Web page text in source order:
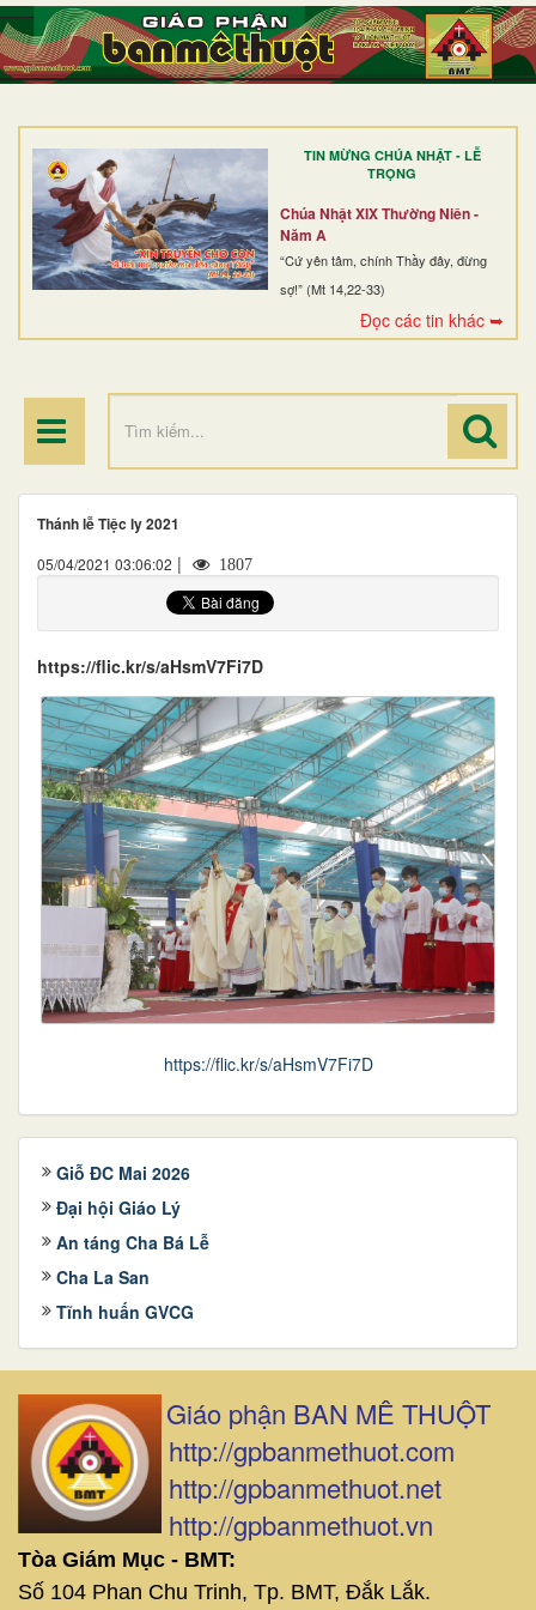
TIN MỪNG CHÚA NHẬT - LỄ
TRỌNG
Chúa Nhật XIX Thường Niên -
Năm A
“Cứ yên tâm, chính Thầy đây, đừng
sợ!” (Mt 14,22-33)
Đọc các tin khác ➥
TRANG NHẤT
GIỚI THIỆU
DÒNG TU
BAN MỤC VỤ
ĐOÀN THỂ CG
Thánh lễ Tiệc ly 2021
05/04/2021 03:06:02 | 1807
https://flic.kr/s/aHsmV7Fi7D
https://flic.kr/s/aHsmV7Fi7D
Giỗ ĐC Mai 2026
Đại hội Giáo Lý
An táng Cha Bá Lễ
Cha La San
Tĩnh huấn GVCG
Giáo phận BAN MÊ THUỘT
http://gpbanmethuot.com
http://gpbanmethuot.net
http://gpbanmethuot.vn
Tòa Giám Mục - BMT:
Số 104 Phan Chu Trinh, Tp. BMT, Đắk Lắk.